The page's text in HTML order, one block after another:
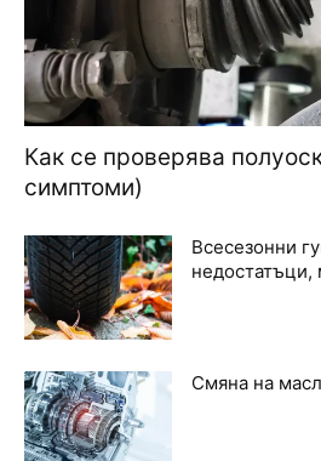
Как се проверява
симптоми)
Всесезонни
недостатъци,
Смяна на